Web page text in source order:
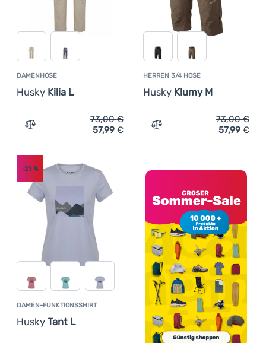
DAMENHOSE
Husky Kilia L
Zum Vergleich 'Damenhose Husky Kilia L' hinzufügen
73,00€
57,99 €
HERREN 3/4 HOSE
Husky Klumy M
Zum Vergleich 'Herren 3/
73,00€
57,99 €
DAMEN-FUNKTIONSSHIRT
Husky Tant L
-21 %